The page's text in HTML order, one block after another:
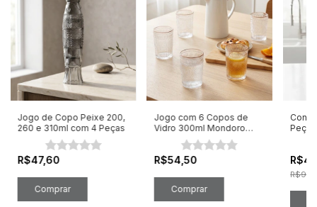
Jogo de Copo Peixe 200,
260 e 310ml com 4 Peças
R$47,60
Jogo com 6 Copos de
Vidro 300ml Mondoro
com Borda Dourada
R$54,50